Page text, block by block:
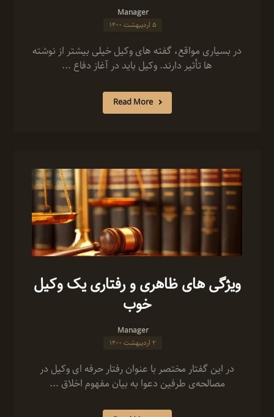
Manager
۵ اردیبهشت ۱۴۰۰
در بسیاری مواقع، گفته های وکیل خیلی بیشتر از نوشته
ها تأثیر دارند. وکیل باید در آغاز دفاع ...
Read More
ویژگی های ظاهری و رفتاری یک وکیل
خوب
Manager
۲ اردیبهشت ۱۴۰۰
در این گفتار مختصر با عنوان رفتار حرفه ای وکیل در
مصالحه‌ی طرفین دعوا به بیان مفهوم اخلاق ...